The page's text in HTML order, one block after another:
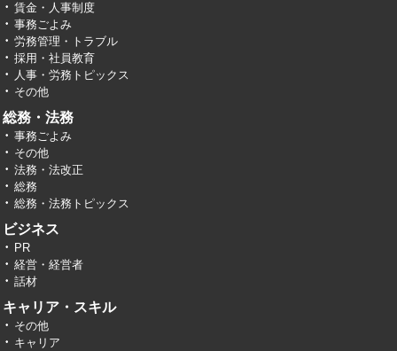
賃金・人事制度
事務ごよみ
労務管理・トラブル
採用・社員教育
人事・労務トピックス
その他
総務・法務
事務ごよみ
その他
法務・法改正
総務
総務・法務トピックス
ビジネス
PR
経営・経営者
話材
キャリア・スキル
その他
キャリア